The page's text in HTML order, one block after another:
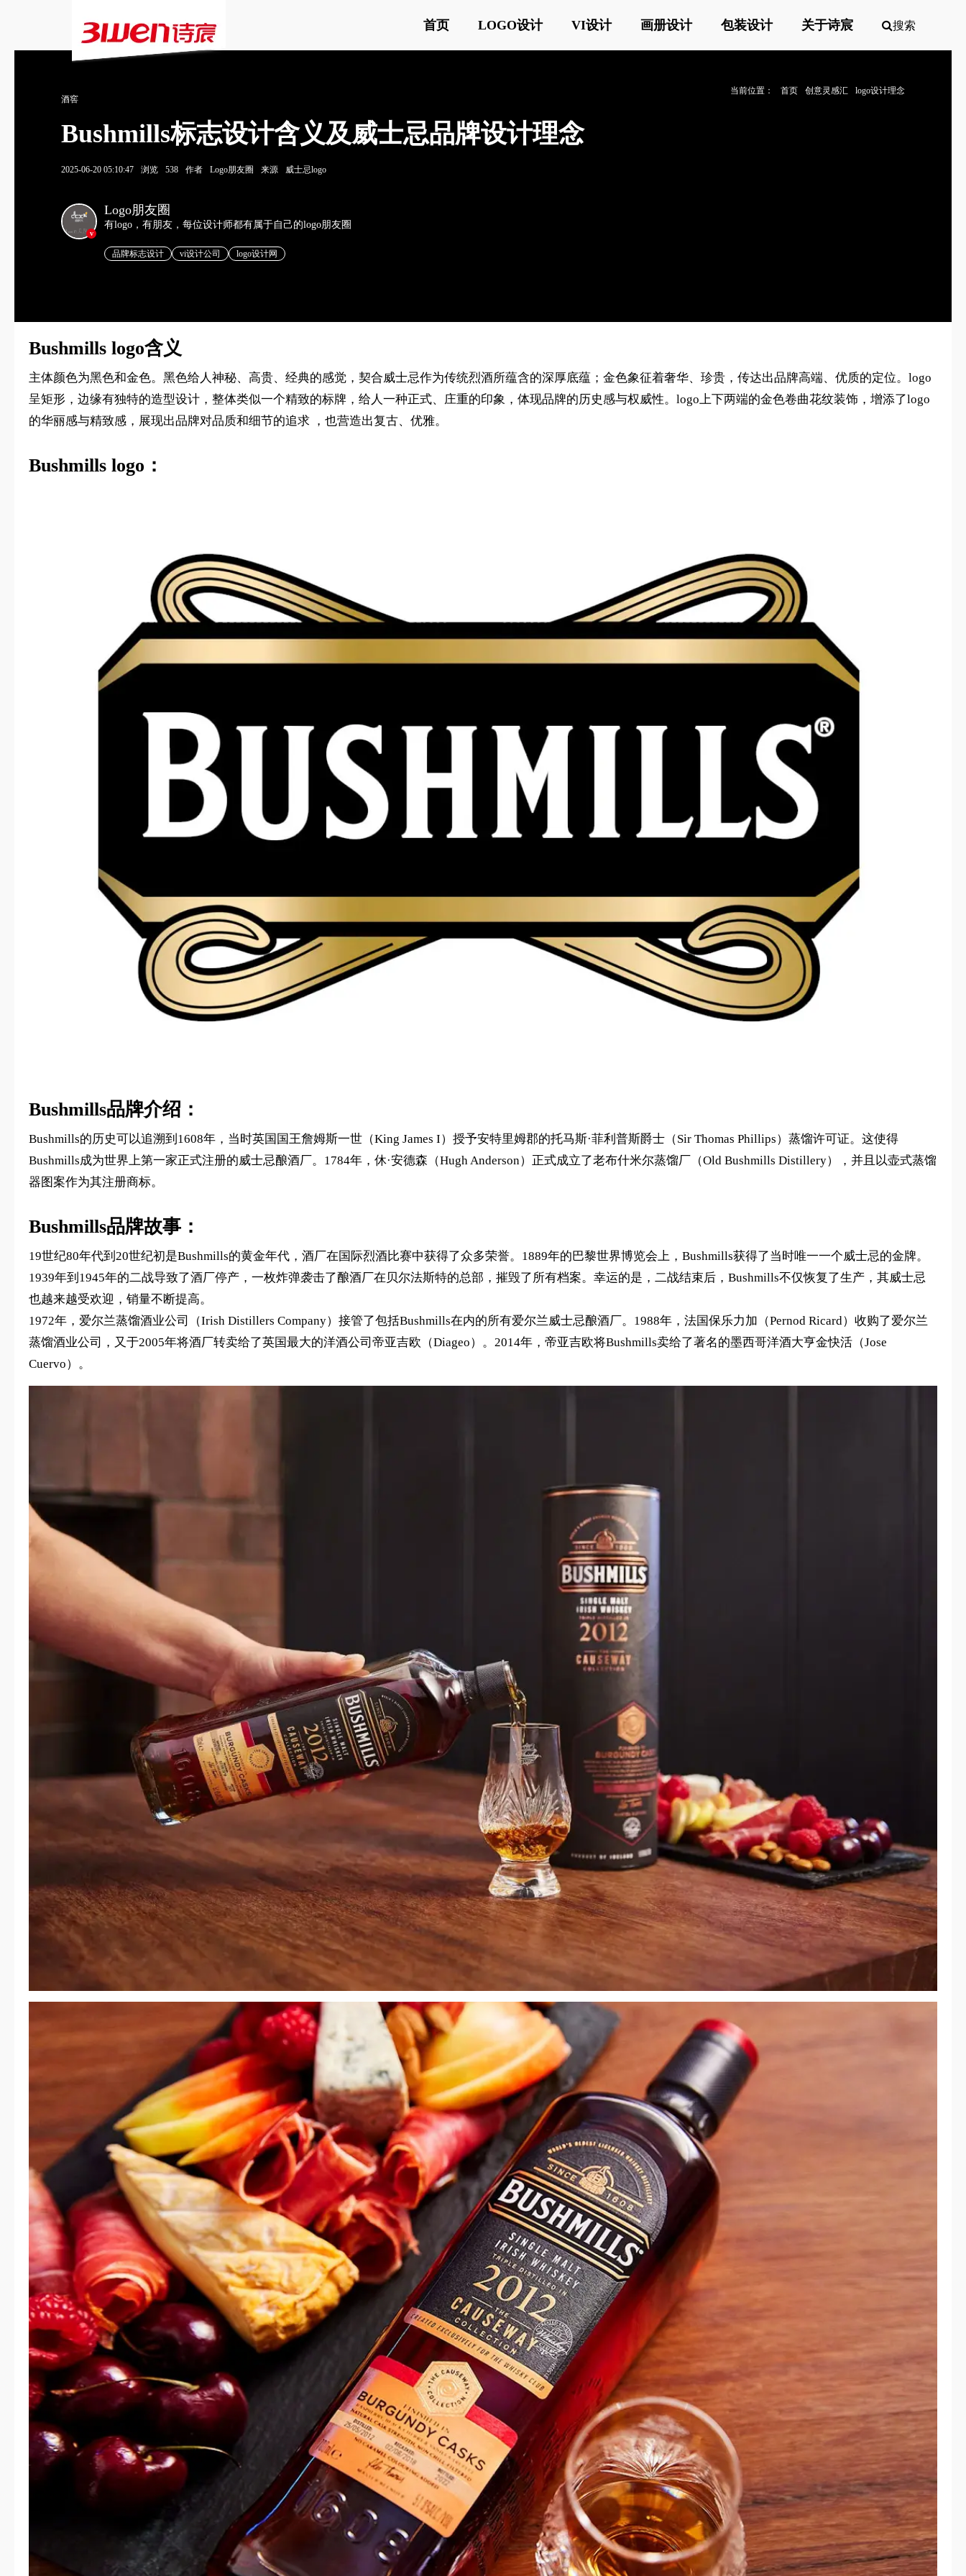
首页 LOGO设计 VI设计 画册设计 包装设计 关于诗宸 搜索
当前位置： 首页 创意灵感汇
logo设计理念
酒窖
Bushmills标志设计含义及威士忌品牌设计理念
2025-06-20 05:10:47 浏览 538 作者 Logo朋友圈 来源 威士忌logo
v
Logo朋友圈
有logo，有朋友，每位设计师都有属于自己的logo朋友圈
品牌标志设计 vi设计公司 logo设计网
Bushmills logo含义
主体颜色为黑色和金色。黑色给人神秘、高贵、经典的感觉，契合威士忌作为传统烈酒所蕴含的深厚底蕴；金色象征着奢华、珍贵，传达出品牌高端、优质的定位。logo
呈矩形，边缘有独特的造型设计，整体类似一个精致的标牌，给人一种正式、庄重的印象，体现品牌的历史感与权威性。logo上下两端的金色卷曲花纹装饰，增添了logo
的华丽感与精致感，展现出品牌对品质和细节的追求 ，也营造出复古、优雅。
Bushmills logo：
Bushmills品牌介绍：
Bushmills的历史可以追溯到1608年，当时英国国王詹姆斯一世（King James I）授予安特里姆郡的托马斯·菲利普斯爵士（Sir Thomas Phillips）蒸馏许可证。这使得
Bushmills成为世界上第一家正式注册的威士忌酿酒厂。1784年，休·安德森（Hugh Anderson）正式成立了老布什米尔蒸馏厂（Old Bushmills Distillery），并且以壶式蒸馏
器图案作为其注册商标。
Bushmills品牌故事：
19世纪80年代到20世纪初是Bushmills的黄金年代，酒厂在国际烈酒比赛中获得了众多荣誉。1889年的巴黎世界博览会上，Bushmills获得了当时唯一一个威士忌的金牌。
1939年到1945年的二战导致了酒厂停产，一枚炸弹袭击了酿酒厂在贝尔法斯特的总部，摧毁了所有档案。幸运的是，二战结束后，Bushmills不仅恢复了生产，其威士忌
也越来越受欢迎，销量不断提高。
1972年，爱尔兰蒸馏酒业公司（Irish Distillers Company）接管了包括Bushmills在内的所有爱尔兰威士忌酿酒厂。1988年，法国保乐力加（Pernod Ricard）收购了爱尔兰
蒸馏酒业公司，又于2005年将酒厂转卖给了英国最大的洋酒公司帝亚吉欧（Diageo）。2014年，帝亚吉欧将Bushmills卖给了著名的墨西哥洋酒大亨金快活（Jose
Cuervo）。